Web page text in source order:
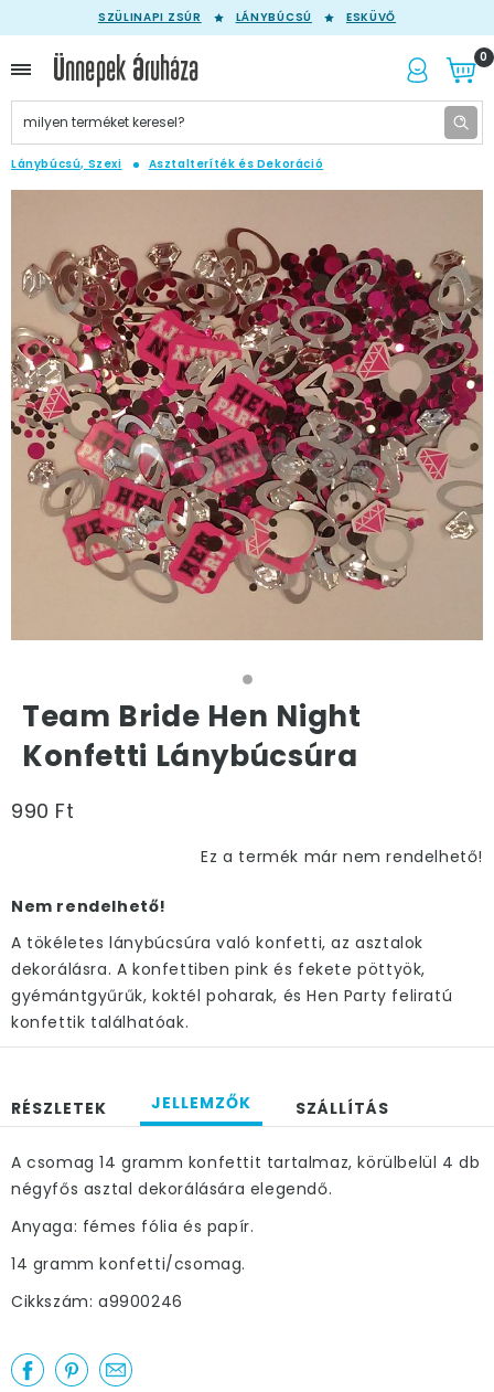
SZÜLINAPI ZSÚR LÁNYBÚCSÚ ESKÜVŐ
0
Lánybúcsú, Szexi Asztalteríték és Dekoráció
Team Bride Hen Night
Konfetti Lánybúcsúra
990 Ft
Ez a termék már nem rendelhető!
Nem rendelhető!
A tökéletes lánybúcsúra való konfetti, az asztalok
dekorálásra. A konfettiben pink és fekete pöttyök,
gyémántgyűrűk, koktél poharak, és Hen Party feliratú
konfettik találhatóak.
RÉSZLETEK JELLEMZŐK SZÁLLÍTÁS
A csomag 14 gramm konfettit tartalmaz, körülbelül 4 db
négyfős asztal dekorálására elegendő.
Anyaga: fémes fólia és papír.
14 gramm konfetti/csomag.
Cikkszám: a9900246